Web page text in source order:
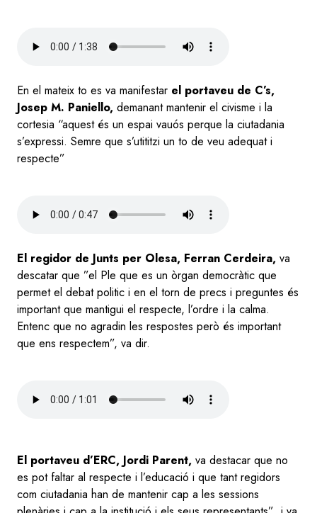
En el mateix to es va manifestar el portaveu de C’s,
Josep M. Paniello, demanant mantenir el civisme i la
cortesia “aquest és un espai vauós perque la ciutadania
s’expressi. Semre que s’utititzi un to de veu adequat i
respecte”
El regidor de Junts per Olesa, Ferran Cerdeira, va
descatar que ”el Ple que es un òrgan democràtic que
permet el debat politic i en el torn de precs i preguntes és
important que mantigui el respecte, l’ordre i la calma.
Entenc que no agradin les respostes però és important
que ens respectem”, va dir.
El portaveu d’ERC, Jordi Parent, va destacar que no
es pot faltar al respecte i l’educació i que tant regidors
com ciutadania han de mantenir cap a les sessions